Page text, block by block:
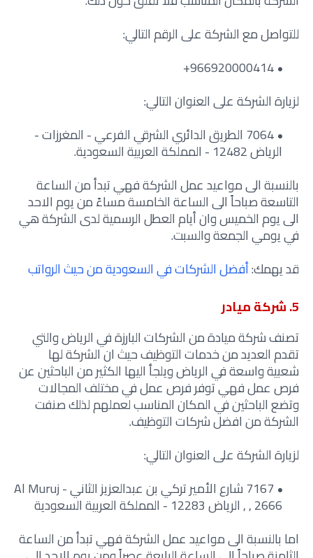
للتواصل مع الشركة على الرقم التالي:
لزيارة الشركة على العنوان التالي:
7064 الطريق الدائري الشرقي الفرعي - المغرزات -
الرياض 12482 - المملكة العربية السعودية.
بالنسبة الى مواعيد عمل الشركة فهي تبدأ من الساعة
التاسعة صباحاً الى الساعة الخامسة مساءً من يوم الاحد
الى يوم الخميس وان أيام العطل الرسمية لدى الشركة هي
في يومي الجمعة والسبت.
قد يهمك:أفضل الشركات في السعودية من حيث الرواتب
5. شركة ميادر
تصنف شركة ميادة من الشركات البارزة في الرياض والتي
تقدم العديد من خدمات التوظيف حيث ان الشركة لها
شعبية واسعة في الرياض ويلجأ اليها الكثير من الباحثين عن
فرص عمل فهي توفر فرص عمل في مختلف المجالات
وتضع الباحثين في المكان المناسب لعملهم لذلك صنفت
الشركة من افضل شركات التوظيف.
لزيارة الشركة على العنوان التالي:
7167 شارع الأمير تركي بن عبدالعزيز الثاني - Al Muruj
, 2666 , الرياض 12283 - المملكة العربية السعودية
اما بالنسبة الى مواعيد عمل الشركة فهي تبدأ من الساعة